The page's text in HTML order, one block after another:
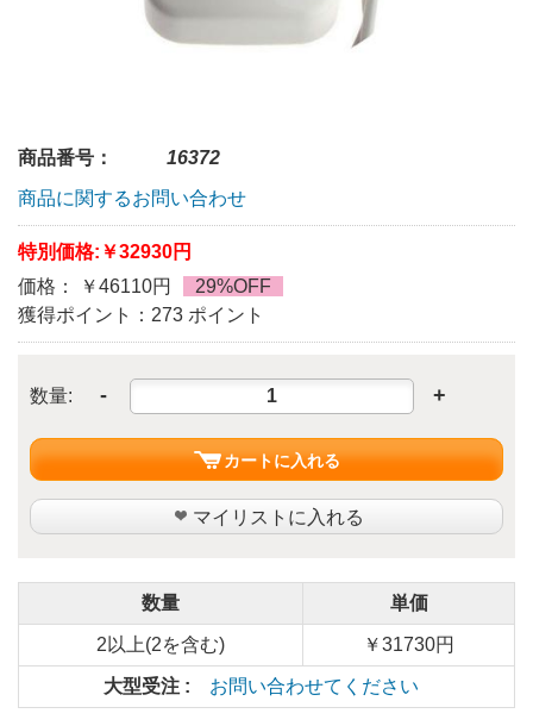
商品番号：
16372
商品に関するお問い合わせ
特別価格: ￥32930円
価格： ￥46110円
29%OFF
獲得ポイント：273 ポイント
数量: - +
カートに入れる
マイリストに入れる
数量 単価
2以上(2を含む) ￥31730円
大型受注 : お問い合わせてください